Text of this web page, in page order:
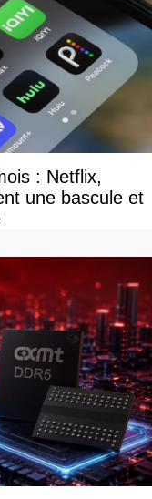
: Netflix,
une bascule et